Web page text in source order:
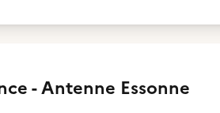
- Antenne Essonne